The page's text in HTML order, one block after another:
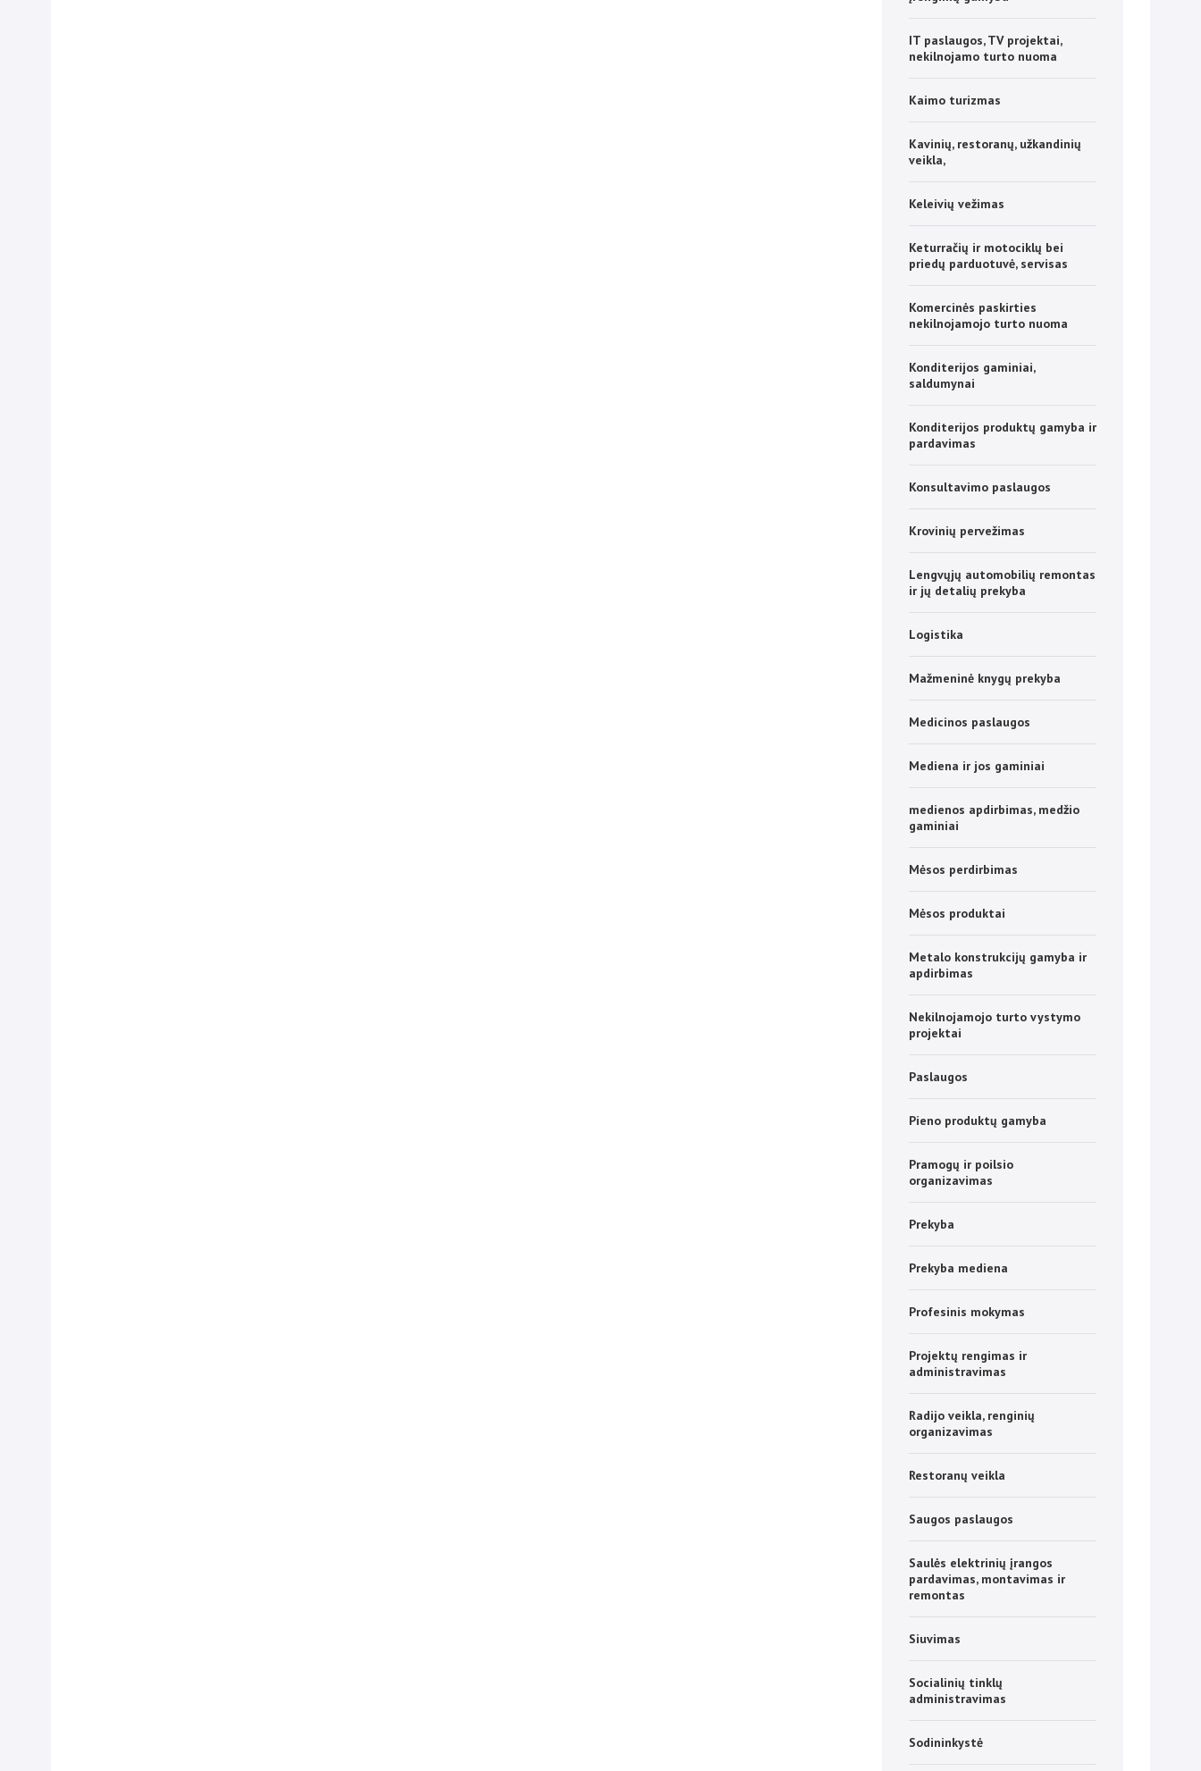
IT paslaugos, TV projektai,
nekilnojamo turto nuoma
Kaimo turizmas
Kavinių, restoranų, užkandinių
veikla,
Keleivių vežimas
Keturračių ir motociklų bei
priedų parduotuvė, servisas
Komercinės paskirties
nekilnojamojo turto nuoma
Konditerijos gaminiai,
saldumynai
Konditerijos produktų gamyba ir
pardavimas
Konsultavimo paslaugos
Krovinių pervežimas
Lengvųjų automobilių remontas
ir jų detalių prekyba
Logistika
Mažmeninė knygų prekyba
Medicinos paslaugos
Mediena ir jos gaminiai
medienos apdirbimas, medžio
gaminiai
Mėsos perdirbimas
Mėsos produktai
Metalo konstrukcijų gamyba ir
apdirbimas
Nekilnojamojo turto vystymo
projektai
Paslaugos
Pieno produktų gamyba
Pramogų ir poilsio
organizavimas
Prekyba
Prekyba mediena
Profesinis mokymas
Projektų rengimas ir
administravimas
Radijo veikla, renginių
organizavimas
Restoranų veikla
Saugos paslaugos
Saulės elektrinių įrangos
pardavimas, montavimas ir
remontas
Siuvimas
Socialinių tinklų
administravimas
Sodininkystė